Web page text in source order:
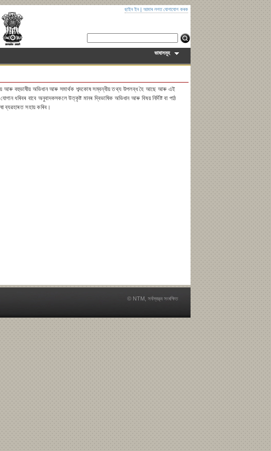
ছাইন ইন| আমাৰ লগত যোগাযোগ কৰক
ভাষাসমূহ
আৰু বহুভাষীয় অভিধান আৰু সমাৰ্থক শব্দকোষ সম্বন্ধীয় তথ্য উপলব্ধ হৈ আছে আৰু এই
বাবে অনুবাদকসকলে উত্কৃষ্ট মানৰ দ্বিভাষিক অভিধান আৰু বিষয় নিৰ্দিষ্ট বা পাঠ
ব্যৱহাৰত সহায় কৰিব।
© NTM, সৰ্বস্বত্ত্ব সংৰক্ষিত